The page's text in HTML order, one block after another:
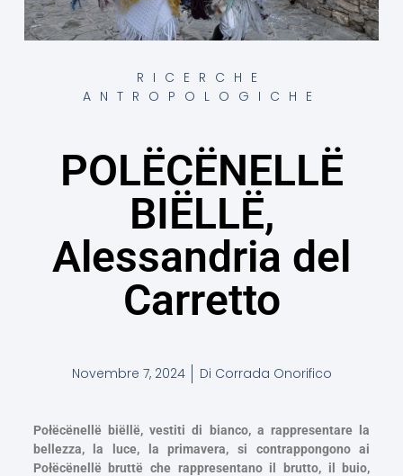
RICERCHE
ANTROPOLOGICHE
POLËCËNELLË
BIËLLË,
Alessandria del
Carretto
Novembre 7, 2024 Di Corrada Onorifico
Połëcënellë biëllë, vestiti di bianco, a rappresentare la
bellezza, la luce, la primavera, si contrappongono ai
Połëcënellë bruttë che rappresentano il brutto, il buio,